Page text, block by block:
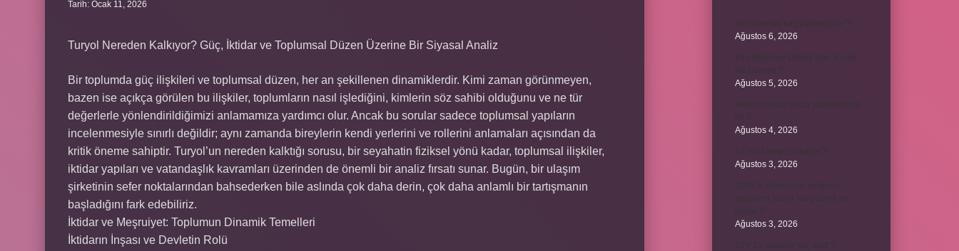
Tarih: Ocak 11, 2026
Turyol Nereden Kalkıyor? Güç, İktidar ve Toplumsal Düzen Üzerine Bir Siyasal Analiz
Bir toplumda güç ilişkileri ve toplumsal düzen, her an şekillenen dinamiklerdir. Kimi zaman görünmeyen,
bazen ise açıkça görülen bu ilişkiler, toplumların nasıl işlediğini, kimlerin söz sahibi olduğunu ve ne tür
değerlerle yönlendirildiğimizi anlamamıza yardımcı olur. Ancak bu sorular sadece toplumsal yapıların
incelenmesiyle sınırlı değildir; aynı zamanda bireylerin kendi yerlerini ve rollerini anlamaları açısından da
kritik öneme sahiptir. Turyol’un nereden kalktığı sorusu, bir seyahatin fiziksel yönü kadar, toplumsal ilişkiler,
iktidar yapıları ve vatandaşlık kavramları üzerinden de önemli bir analiz fırsatı sunar. Bugün, bir ulaşım
şirketinin sefer noktalarından bahsederken bile aslında çok daha derin, çok daha anlamlı bir tartışmanın
başladığını fark edebiliriz.
İktidar ve Meşruiyet: Toplumun Dinamik Temelleri
İktidarın İnşası ve Devletin Rolü
Bir cümlede kaç yüklem olur ?
Ağustos 6, 2026
Kim Milyoner Olmak İster Kuran
Ağustos 5, 2026
Avans hesap borcu yapılandırılır
Ağustos 4, 2026
Ağustos 3, 2026
2025’te direksiyon sınavını
Ağustos 3, 2026
12V 1a adaptör kaç watt ?